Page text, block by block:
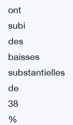
ont
subi
des
baisses
substantielles
de
38
%